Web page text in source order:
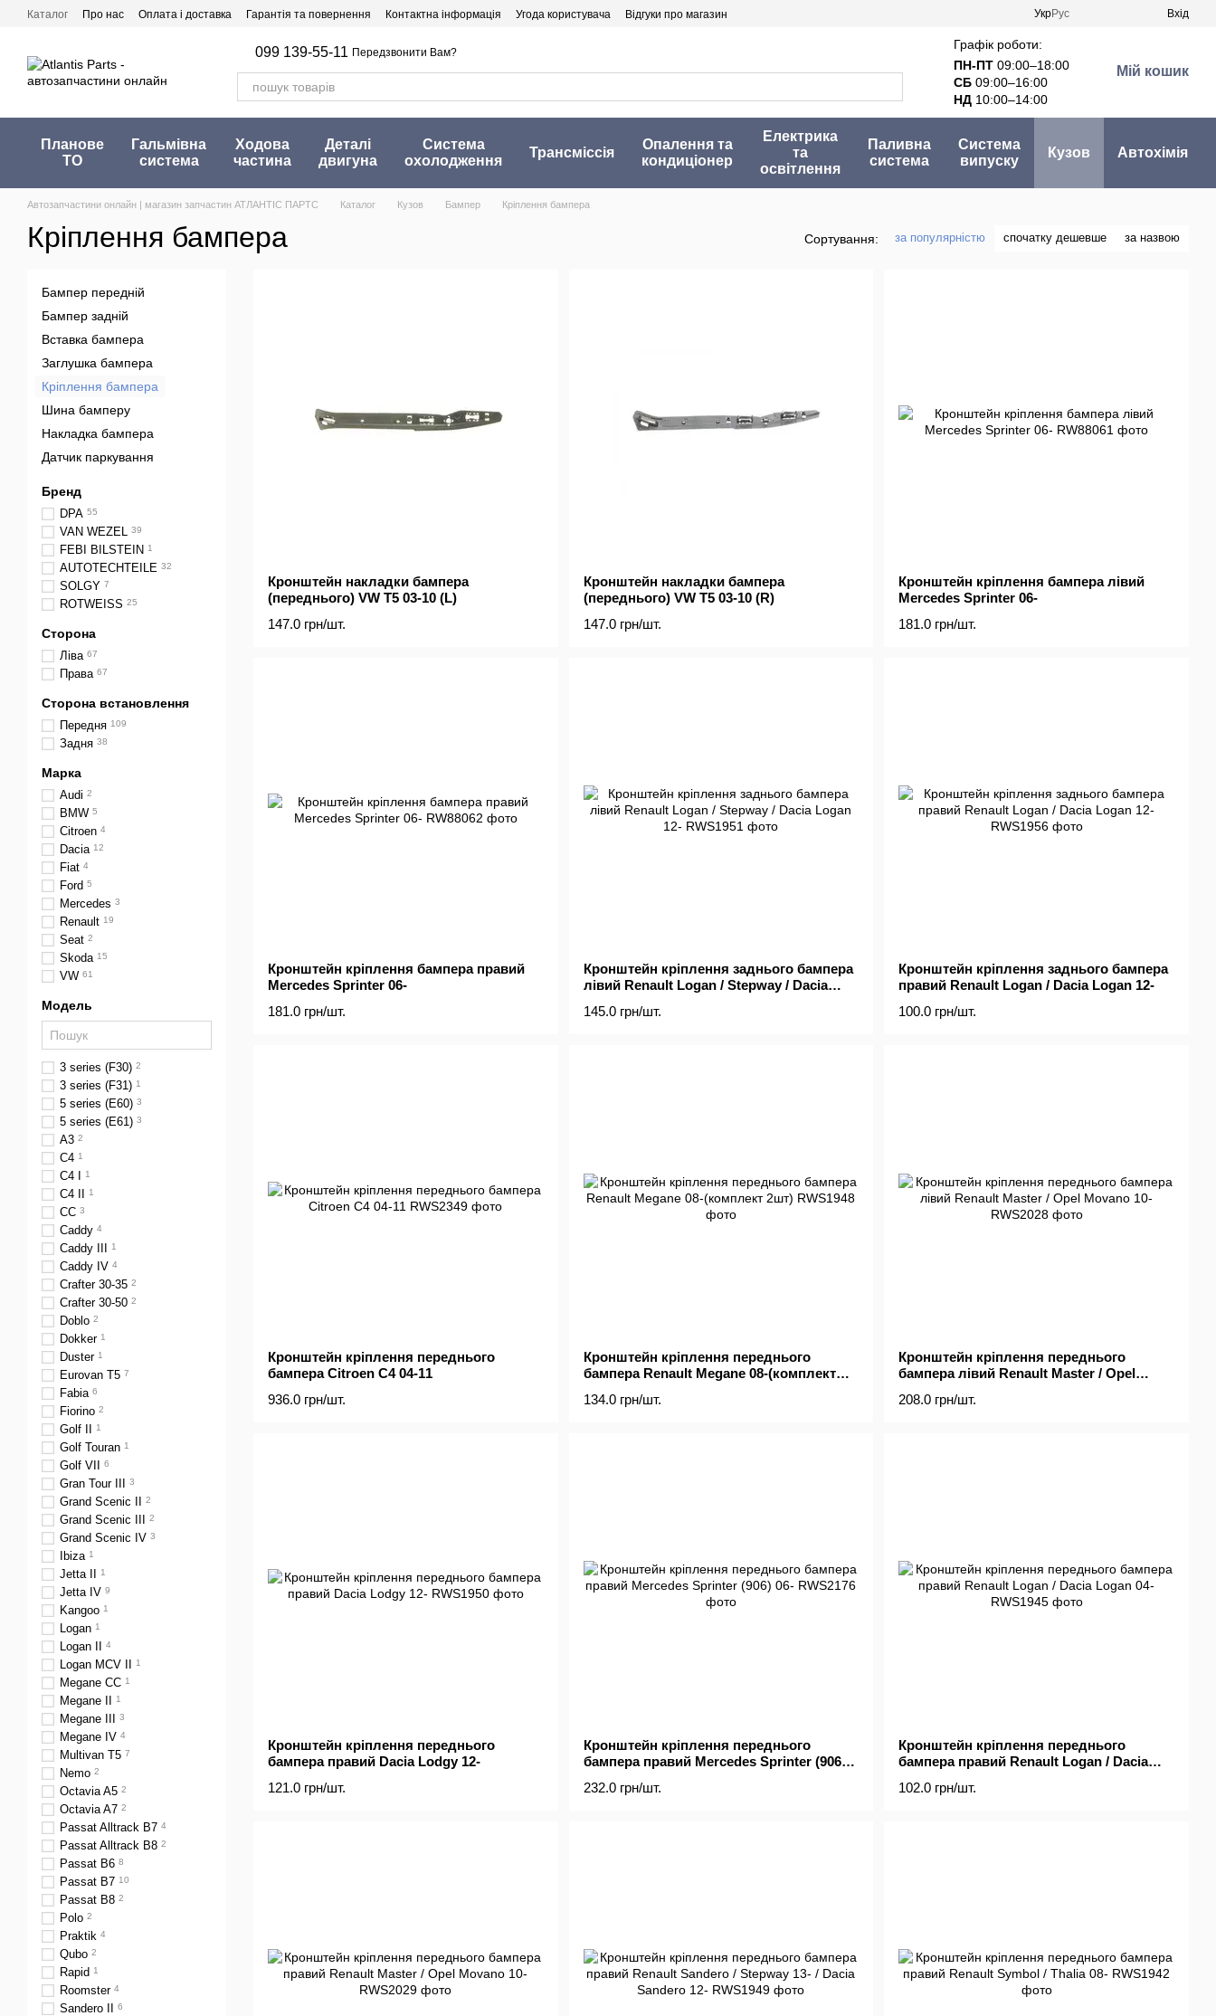
Перейти до основного контенту
Каталог Про нас Оплата і доставка Гарантія та повернення Контактна інформація Угода користувача Відгуки про магазин УкрРус Вхід
099 139-55-11 Передзвонити Вам?
Графік роботи:
ПН-ПТ 09:00–18:00
СБ 09:00–16:00
НД 10:00–14:00
Мій кошик
Планове
ТО
Гальмівна
система
Ходова
частина
Деталі
двигуна
Система
охолодження
Трансміссія
Опалення та
кондиціонер
Електрика
та
освітлення
Паливна
система
Система
випуску
Кузов Автохімія
Автозапчастини онлайн | магазин запчастин АТЛАНТІС ПАРТС Каталог Кузов Бампер Кріплення бампера
Кріплення бампера Сортування: за популярністю спочатку дешевше за назвою
Кронштейн накладки бампера
(переднього) VW T5 03-10 (L)
147.0 грн/шт.
Кронштейн накладки бампера
(переднього) VW T5 03-10 (R)
147.0 грн/шт.
Кронштейн кріплення бампера лівий
Mercedes Sprinter 06-
181.0 грн/шт.
Кронштейн кріплення бампера правий
Mercedes Sprinter 06-
181.0 грн/шт.
Кронштейн кріплення заднього бампера
лівий Renault Logan / Stepway / Dacia
145.0 грн/шт.
Кронштейн кріплення заднього бампера
правий Renault Logan / Dacia Logan 12-
100.0 грн/шт.
Кронштейн кріплення переднього
бампера Citroen C4 04-11
936.0 грн/шт.
Кронштейн кріплення переднього
бампера Renault Megane 08-(комплект
134.0 грн/шт.
Кронштейн кріплення переднього
бампера лівий Renault Master / Opel
208.0 грн/шт.
Кронштейн кріплення переднього
бампера правий Dacia Lodgy 12-
121.0 грн/шт.
Кронштейн кріплення переднього
бампера правий Mercedes Sprinter (906)
232.0 грн/шт.
Кронштейн кріплення переднього
бампера правий Renault Logan / Dacia
102.0 грн/шт.
Бампер передній
Бампер задній
Вставка бампера
Заглушка бампера
Кріплення бампера
Шина бамперу
Накладка бампера
Датчик паркування
Бренд
DPA 55
VAN WEZEL 39
FEBI BILSTEIN 1
AUTOTECHTEILE 32
SOLGY 7
ROTWEISS 25
Сторона
Ліва 67
Права 67
Сторона встановлення
Передня 109
Задня 38
Марка
Audi 2
BMW 5
Citroen 4
Dacia 12
Fiat 4
Ford 5
Mercedes 3
Renault 19
Seat 2
Skoda 15
VW 61
Модель
3 series (F30) 2
3 series (F31) 1
5 series (E60) 3
5 series (E61) 3
A3 2
C4 1
C4 I 1
C4 II 1
CC 3
Caddy 4
Caddy III 1
Caddy IV 4
Crafter 30-35 2
Crafter 30-50 2
Doblo 2
Dokker 1
Duster 1
Eurovan T5 7
Fabia 6
Fiorino 2
Golf II 1
Golf Touran 1
Golf VII 6
Gran Tour III 3
Grand Scenic II 2
Grand Scenic III 2
Grand Scenic IV 3
Ibiza 1
Jetta II 1
Jetta IV 9
Kangoo 1
Logan 1
Logan II 4
Logan MCV II 1
Megane CC 1
Megane II 1
Megane III 3
Megane IV 4
Multivan T5 7
Nemo 2
Octavia A5 2
Octavia A7 2
Passat Alltrack B7 4
Passat Alltrack B8 2
Passat B6 8
Passat B7 10
Passat B8 2
Polo 2
Praktik 4
Qubo 2
Rapid 1
Roomster 4
Sandero II 6